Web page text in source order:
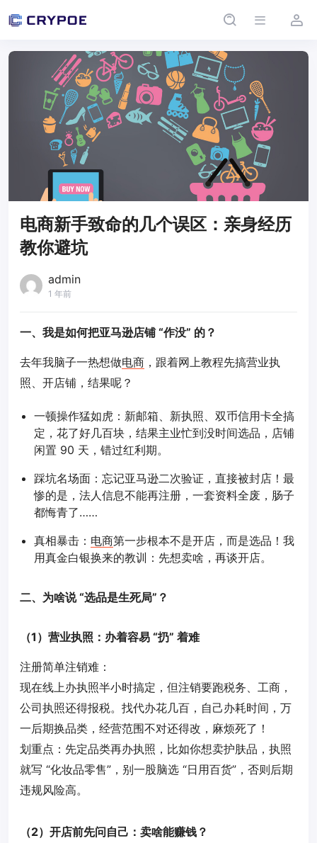
电商新手致命的几个误区：亲身经历
教你避坑
admin
1 年前
一、我是如何把亚马逊店铺 “作没” 的？
去年我脑子一热想做电商 ，跟着网上教程先搞营业执
照、开店铺，结果呢？
一顿操作猛如虎：新邮箱、新执照、双币信用卡全搞
定，花了好几百块，结果主业忙到没时间选品，店铺
闲置 90 天，错过红利期。
踩坑名场面：忘记亚马逊二次验证，直接被封店！最
惨的是，法人信息不能再注册，一套资料全废，肠子
都悔青了……
真相暴击： 电商第一步根本不是开店，而是选品！我
用真金白银换来的教训：先想卖啥，再谈开店。
二、为啥说 “选品是生死局”？
（1）营业执照：办着容易 “扔” 着难
注册简单注销难：
现在线上办执照半小时搞定，但注销要跑税务、工商，
公司执照还得报税。找代办花几百，自己办耗时间，万
一后期换品类，经营范围不对还得改，麻烦死了！
划重点：先定品类再办执照，比如你想卖护肤品，执照
就写 “化妆品零售”，别一股脑选 “日用百货”，否则后期
违规风险高。
（2）开店前先问自己：卖啥能赚钱？